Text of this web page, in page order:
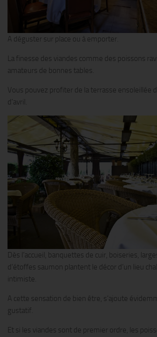
A déguster sur place ou à emporter.
La finesse des viandes comme des poissons
amateurs de bonnes tables.
Vous pouvez profiter de la terrasse ensoleillée
d’avril.
Dès l’accueil, banquettes de cuir, boiseries,
d’étoffes saumon plantent le décor d’un lieu
intimiste.
A cette sensation de bien être, s’ajoute
gustatif.
Et si les viandes sont de premier ordre, les